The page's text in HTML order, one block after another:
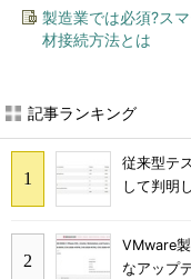
製造業では必須?ス
材接続方法とは
記事ランキング
従来型テ
して判明
VMware
なアップ